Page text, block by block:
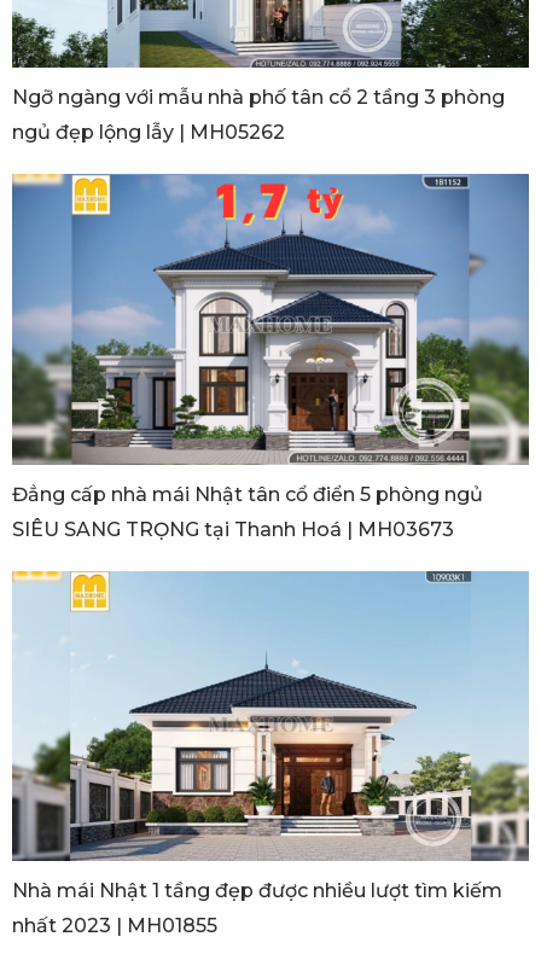
Ngỡ ngàng với mẫu nhà phố tân cổ 2 tầng 3 phòng
ngủ đẹp lộng lẫy | MH05262
Đẳng cấp nhà mái Nhật tân cổ điển 5 phòng ngủ
SIÊU SANG TRỌNG tại Thanh Hoá | MH03673
Nhà mái Nhật 1 tầng đẹp được nhiều lượt tìm kiếm
nhất 2023 | MH01855